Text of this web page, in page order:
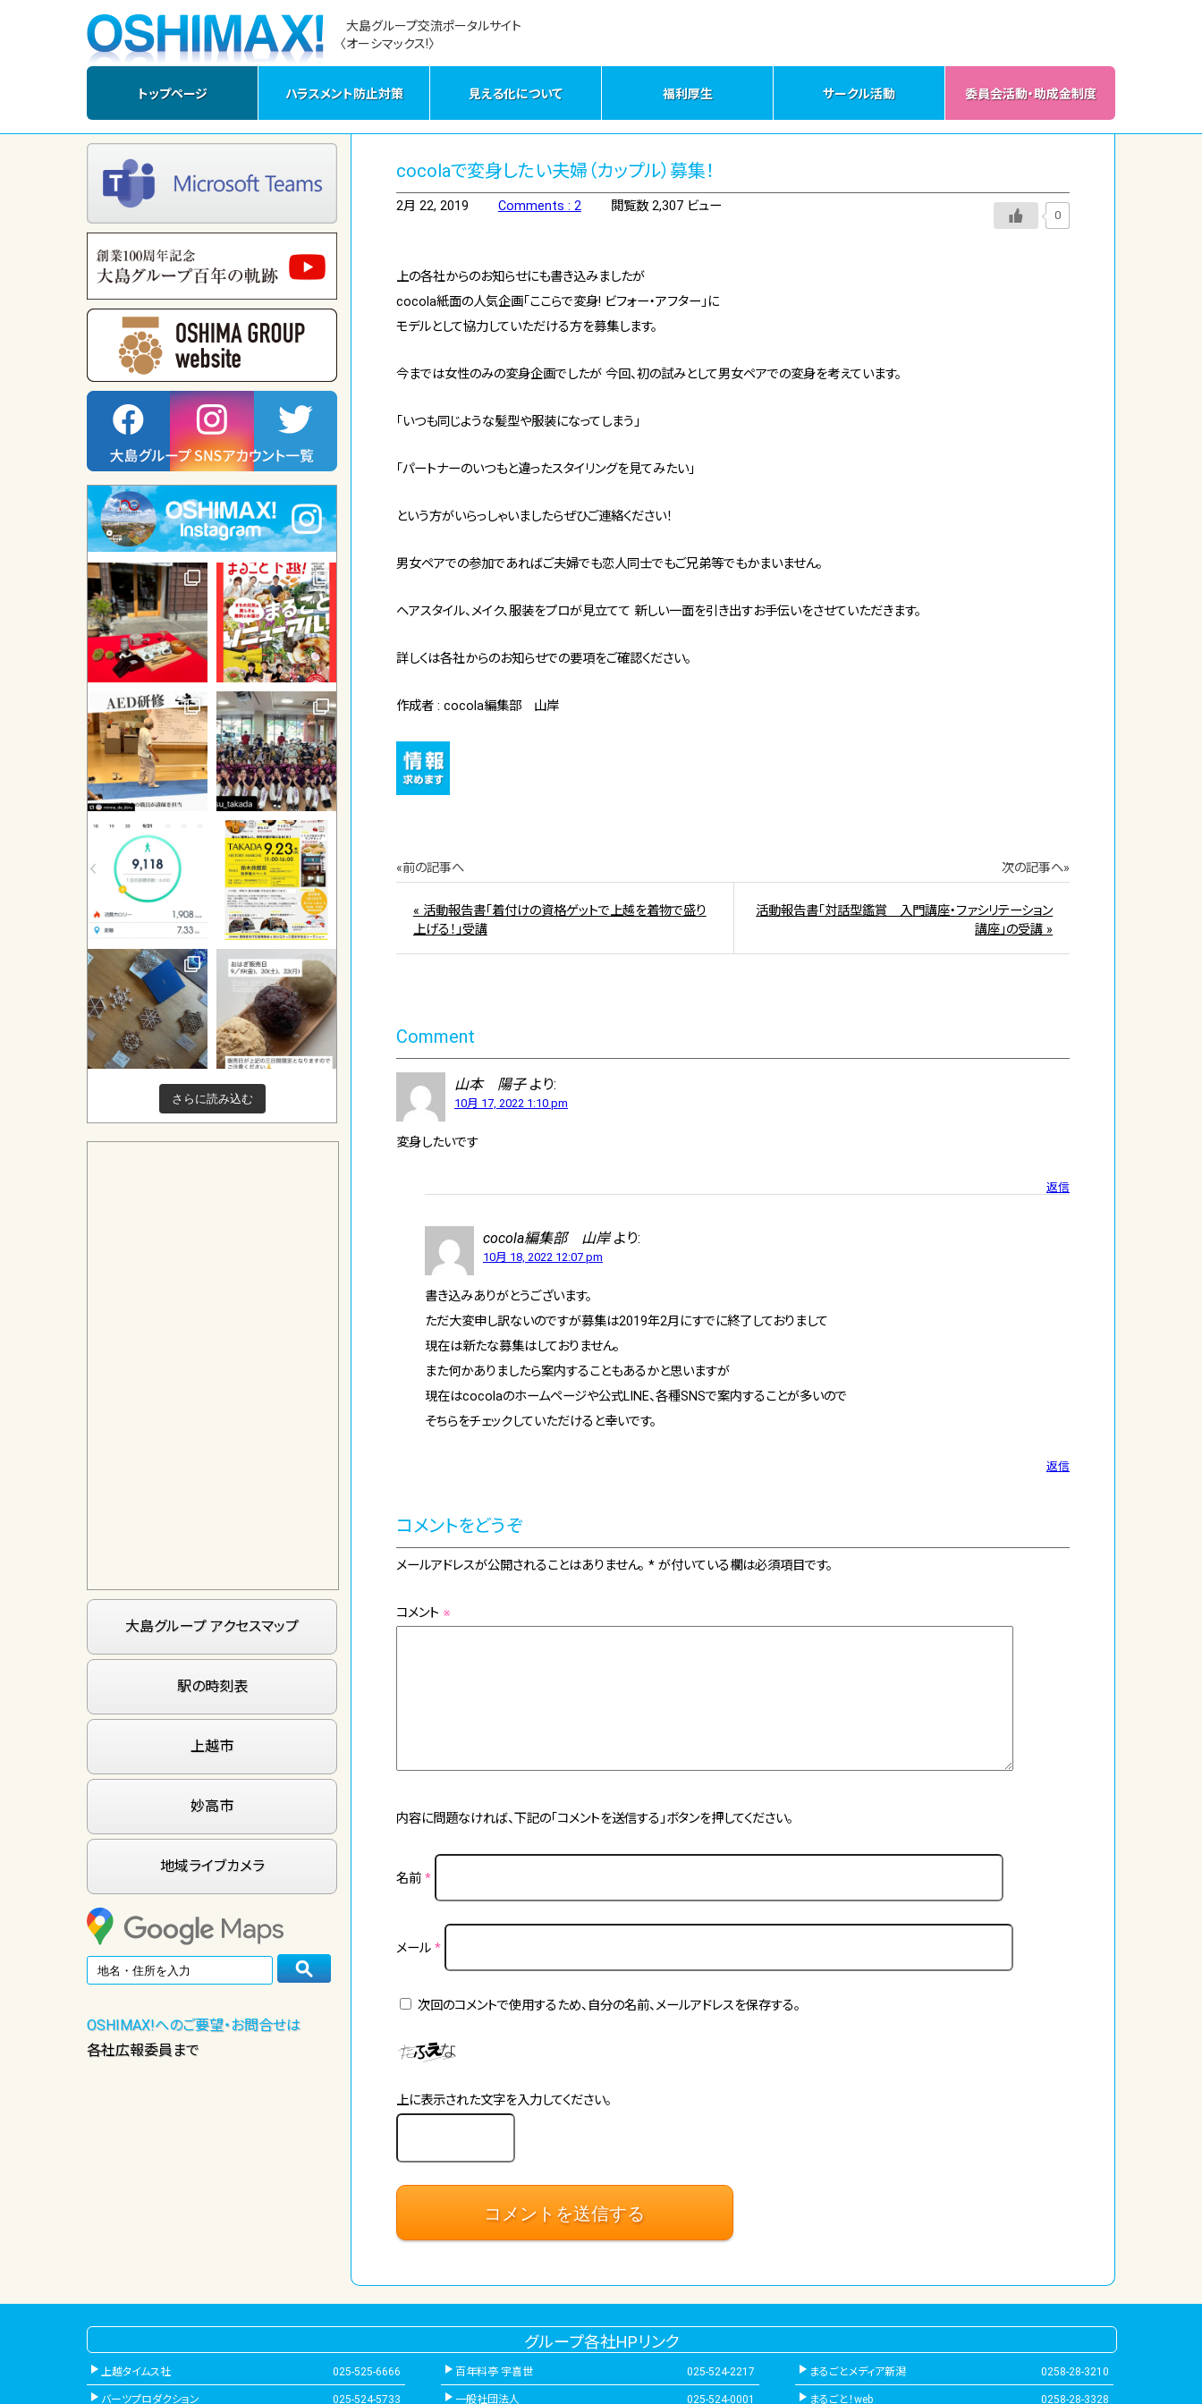
大島グループ交流ポータルサイト
〈オーシマックス!〉
トップページ ハラスメント防止対策 見える化について 福利厚生 サークル活動 委員会活動・助成金制度
さらに読み込む
大島グループ アクセスマップ
駅の時刻表
上越市
妙高市
地域ライブカメラ
OSHIMAX!へのご要望・お問合せは
各社広報委員まで
cocolaで変身したい夫婦（カップル）募集！
2月 22, 2019 Comments : 2 閲覧数 2,307 ビュー
0
上の各社からのお知らせにも書き込みましたが
cocola紙面の人気企画「ここらで変身! ビフォー・アフター」に
モデルとして協力していただける方を募集します。
今までは女性のみの変身企画でしたが 今回、初の試みとして男女ペアでの変身を考えています。
「いつも同じような髪型や服装になってしまう」
「パートナーのいつもと違ったスタイリングを見てみたい」
という方がいらっしゃいましたらぜひご連絡ください！
男女ペアでの参加であればご夫婦でも恋人同士でもご兄弟等でもかまいません。
ヘアスタイル、メイク、服装をプロが見立てて 新しい一面を引き出すお手伝いをさせていただきます。
詳しくは各社からのお知らせでの要項をご確認ください。
作成者 : cocola編集部 山岸
«前の記事へ 次の記事へ»
« 活動報告書「着付けの資格ゲットで上越を着物で盛り
上げる！」受講
活動報告書「対話型鑑賞 入門講座・ファシリテーション
講座」の受講 »
Comment
山本 陽子 より:
10月 17, 2022 1:10 pm
変身したいです
返信
cocola編集部 山岸 より:
10月 18, 2022 12:07 pm
書き込みありがとうございます。
ただ大変申し訳ないのですが募集は2019年2月にすでに終了しておりまして
現在は新たな募集はしておりません。
また何かありましたら案内することもあるかと思いますが
現在はcocolaのホームページや公式LINE、各種SNSで案内することが多いので
そちらをチェックしていただけると幸いです。
返信
コメントをどうぞ
メールアドレスが公開されることはありません。 * が付いている欄は必須項目です。
コメント ※
内容に問題なければ、下記の「コメントを送信する」ボタンを押してください。
名前 *
メール *
次回のコメントで使用するため、自分の名前、メールアドレスを保存する。
上に表示された文字を入力してください。
グループ各社HPリンク
上越タイムス社 025-525-6666
バーツプロダクション 025-524-5733
百年料亭 宇喜世 025-524-2217
一般社団法人 025-524-0001
まるごとメディア新潟 0258-28-3210
まるごと！web 0258-28-3328